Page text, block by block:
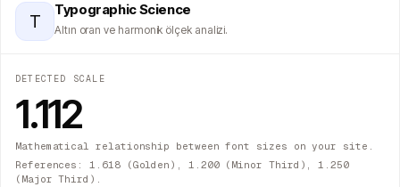
T
Typographic Science
Altın oran ve harmonik ölçek analizi.
DETECTED SCALE
1.112
Mathematical relationship between font sizes on your site.
References: 1.618 (Golden), 1.200 (Minor Third), 1.250
(Major Third).